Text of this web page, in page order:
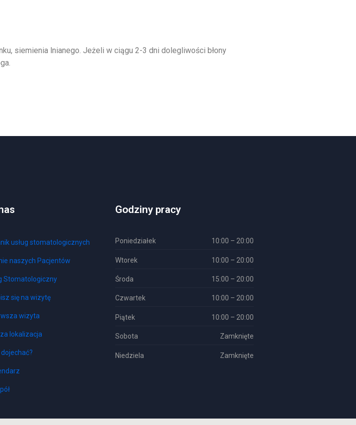
siemienia lnianego. Jeżeli w ciągu 2-3 dni dolegliwości błony
usług stomatologicznych
naszych Pacjentów
Stomatologiczny
się na wizytę
wizyta
lokalizacja
Godziny pracy
Poniedziałek 10:00 – 20:00
Wtorek 10:00 – 20:00
Środa 15:00 – 20:00
Czwartek 10:00 – 20:00
Piątek 10:00 – 20:00
Sobota Zamknięte
Niedziela Zamknięte